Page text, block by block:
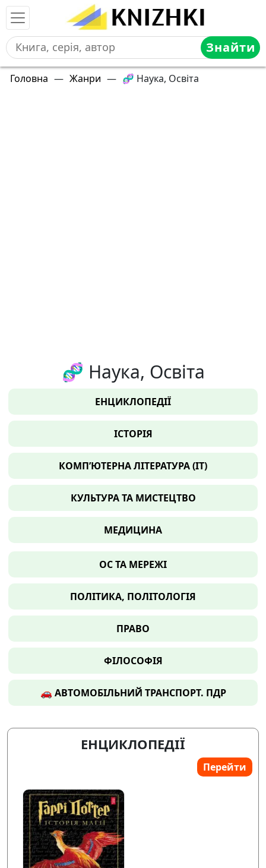
Знайти
Головна — Жанри — 🧬 Наука, Освіта
🧬 Наука, Освіта
ЕНЦИКЛОПЕДІЇ
ІСТОРІЯ
КОМП’ЮТЕРНА ЛІТЕРАТУРА (IT)
КУЛЬТУРА ТА МИСТЕЦТВО
МЕДИЦИНА
ОС ТА МЕРЕЖІ
ПОЛІТИКА, ПОЛІТОЛОГІЯ
ПРАВО
ФІЛОСОФІЯ
🚗 АВТОМОБІЛЬНИЙ ТРАНСПОРТ. ПДР
ЕНЦИКЛОПЕДІЇ
Перейти